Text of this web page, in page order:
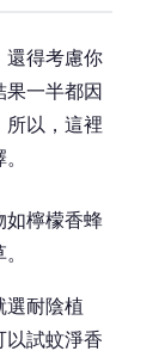
還得考慮你
一半都因
所以，這裡
如檸檬香蜂
選耐陰植
以試蚊淨香